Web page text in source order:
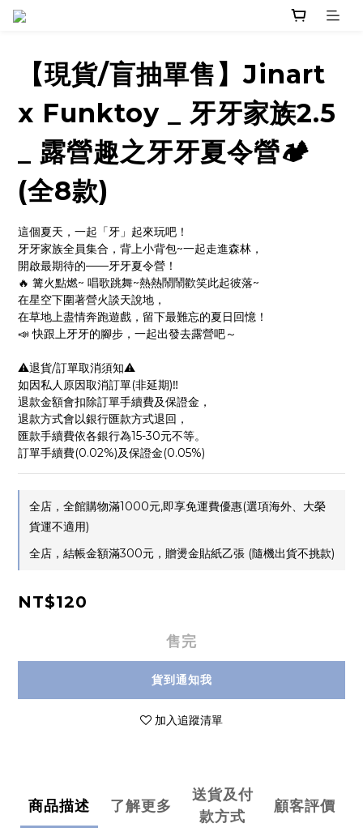
【現貨/盲抽單售】Jinart
x Funktoy _ 牙牙家族2.5
_ 露營趣之牙牙夏令營🏕
(全8款)
這個夏天，一起「牙」起來玩吧！
牙牙家族全員集合，背上小背包~一起走進森林，
開啟最期待的——牙牙夏令營！
🔥 篝火點燃~ 唱歌跳舞~熱熱鬧鬧歡笑此起彼落~
在星空下圍著營火談天說地，
在草地上盡情奔跑遊戲，留下最難忘的夏日回憶！
📣 快跟上牙牙的腳步，一起出發去露營吧～
⚠️退貨/訂單取消須知⚠️
如因私人原因取消訂單(非延期)‼️
退款金額會扣除訂單手續費及保證金，
退款方式會以銀行匯款方式退回，
匯款手續費依各銀行為15-30元不等。
訂單手續費(0.02%)及保證金(0.05%)
全店，全館購物滿1000元,即享免運費優惠(選項海外、大榮
貨運不適用)
全店，結帳金額滿300元，贈燙金貼紙乙張 (隨機出貨不挑款)
NT$120
售完
貨到通知我
加入追蹤清單
商品描述 了解更多
送貨及付
款方式
顧客評價